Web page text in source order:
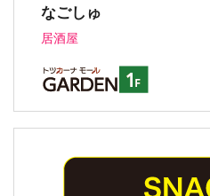
なごしゅ
居酒屋